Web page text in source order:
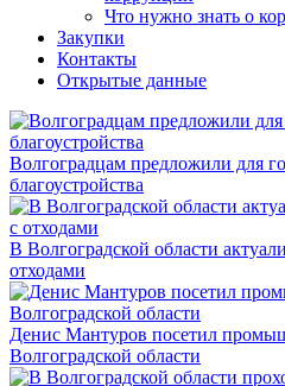
Что нужно знать о
Закупки
Контакты
Открытые данные
Волгоградцам предложили для
благоустройства
В Волгоградской области
отходами
Денис Мантуров посетил
Волгоградской области